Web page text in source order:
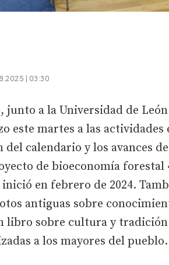
| 03:30
junto a la Universidad de
este martes a las actividades
calendario y los avances
de bioeconomía forestal
en febrero de 2024.
antiguas sobre
libro sobre cultura y tradición
a los mayores del pueblo.